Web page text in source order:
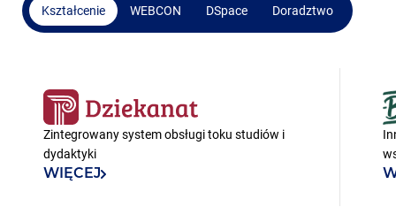
WEBCON
Kształcenie DSpace Doradztwo
Zintegrowany system obsługi toku studiów i
dydaktyki
WIĘCEJ